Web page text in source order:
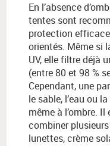
En l’absence
tentes sont
protection
orientés. Même si
UV, elle filtre déjà
(entre 80 et 98 %
Cependant, une
le sable, l’eau ou
même à l’ombre.
combiner
lunettes, crème